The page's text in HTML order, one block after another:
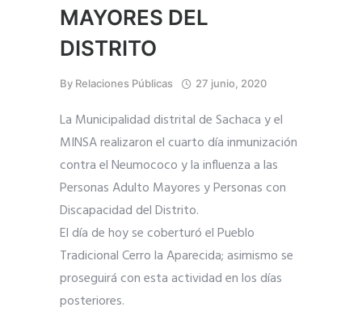
MAYORES DEL
DISTRITO
By Relaciones Públicas 27 junio, 2020
La Municipalidad distrital de Sachaca y el
MINSA realizaron el cuarto día inmunización
contra el Neumococo y la influenza a las
Personas Adulto Mayores y Personas con
Discapacidad del Distrito.
El día de hoy se coberturó el Pueblo
Tradicional Cerro la Aparecida; asimismo se
proseguirá con esta actividad en los días
posteriores.